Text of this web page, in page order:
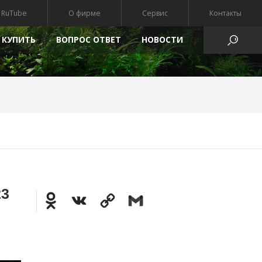
RuTube О фирме Сервис Контакты
КУПИТЬ ВОПРОС ОТВЕТ HОВОСТИ
Odnoklassniki Copy
Link